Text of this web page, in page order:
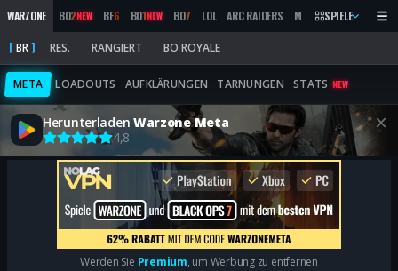
WARZONE BO2NEW BF6 BO1NEW BO7 LOL ARC RAIDERS MW 2019 MARATHON
SPIELE
BR RES. RANGIERT BO ROYALE
META LOADOUTS AUFKLÄRUNGEN TARNUNGEN STATS NEW
HerunterladenWarzone Meta
4,8
Werden Sie Premium, um Werbung zu entfernen